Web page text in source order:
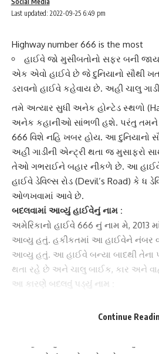
Last updated: 2022-09-25 6:49 pm
Highway number 666 is the most
હાઈવે જો મુસીબતોનો સફર બની
એક એવો હાઈવે છે જે દુનિયાનો સૌથી
ડરાવનો હાઈવે કહેવાય છે. અહી ચાલુ
તમે અત્યાર સુધી અનેક હોન્ટેડ સ્થળો
અનેક કહાનીઓ સાંભળી હશે. પરંતુ તમને
666 વિશે નહિ ખબર હોય. આ દુનિયાનો
અહીં ગાડીની એન્ટ્રી થતા જ મુસાફરો
તેઓ ગભરાઈને બહાર નીકળે છે. આ
હાઈવે ડેવિલ્સ રોડ (Devil’s Road) કે ધ
ઓળખવામાં આવે છે.
બદલવામાં આવ્યું હાઈવેનું નામ :
અમેરિકાનો હાઈવે 666 નું નામ મે, 2013
આવ્યુ હતું. હકીકતમાં આ હાઈવેને નંબર
આવ્યુ હતું. આ હાઈવે બન્યા બાદથી
થતા રહે છે અને ચાલુ બાઈક, કાર અને
આ કારણે બદલવું પડ્યું નામ :
આ હાઈવેનો નંબર બદલવાની માંગ કરી
Continue